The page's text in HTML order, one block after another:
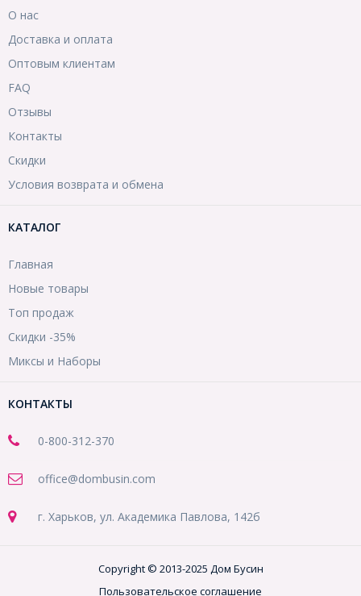
О нас
Доставка и оплата
Оптовым клиентам
FAQ
Отзывы
Контакты
Скидки
Условия возврата и обмена
КАТАЛОГ
Главная
Новые товары
Топ продаж
Скидки -35%
Миксы и Наборы
КОНТАКТЫ
0-800-312-370
office@dombusin.com
г. Харьков, ул. Академика Павлова, 142б
Copyright © 2013-2025 Дом Бусин
Пользовательское соглашение